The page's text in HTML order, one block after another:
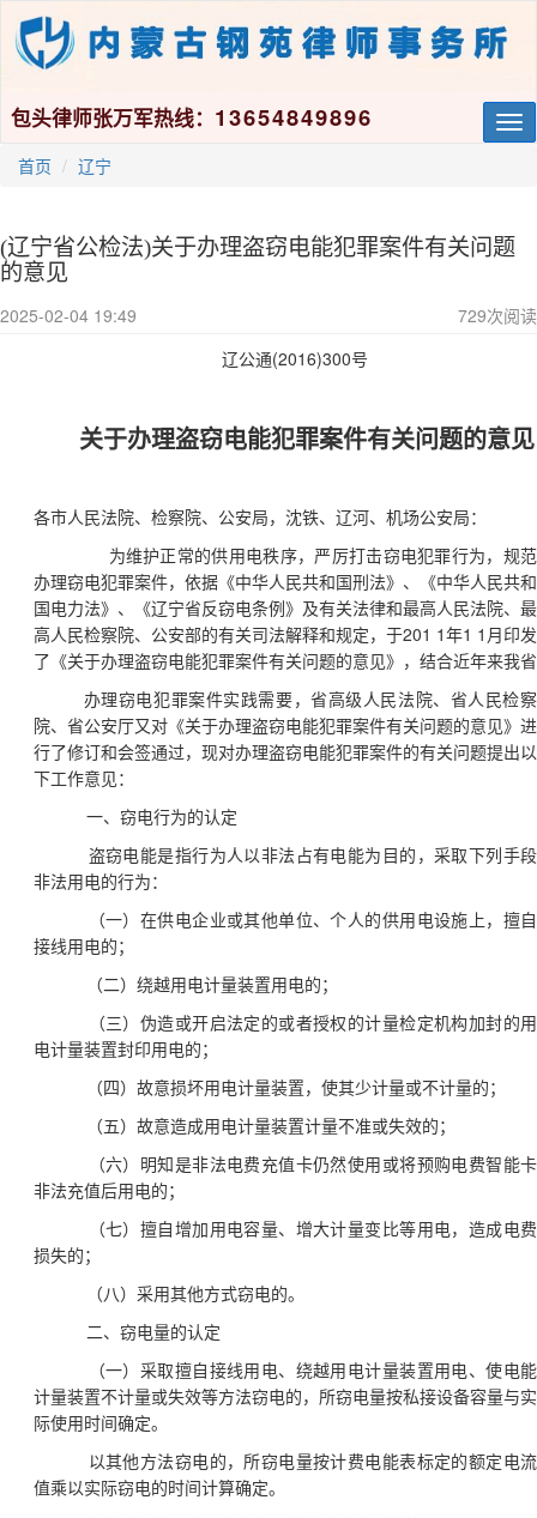
包头律师张万军热线： 13654849896
首页 辽宁
(辽宁省公检法)关于办理盗窃电能犯罪案件有关问题
的意见
2025-02-04 19:49 729次阅读
辽公通(2016)300号
关于办理盗窃电能犯罪案件有关问题的意见
各市人民法院、检察院、公安局，沈铁、辽河、机场公安局：
为维护正常的供用电秩序，严厉打击窃电犯罪行为，规范
办理窃电犯罪案件，依据《中华人民共和国刑法》、《中华人民共和
国电力法》、《辽宁省反窃电条例》及有关法律和最高人民法院、最
高人民检察院、公安部的有关司法解释和规定，于201 1 年1 1 月印发
了《关于办理盗窃电能犯罪案件有关问题的意见》，结合近年来我省
办理窃电犯罪案件实践需要，省高级人民法院、省人民检察
院、省公安厅又对《关于办理盗窃电能犯罪案件有关问题的意见》进
行了修订和会签通过，现对办理盗窃电能犯罪案件的有关问题提出以
下工作意见：
一、窃电行为的认定
盗窃电能是指行为人以非法占有电能为目的，采取下列手段
非法用电的行为：
（一）在供电企业或其他单位、个人的供用电设施上，擅自
接线用电的；
（二）绕越用电计量装置用电的；
（三）伪造或开启法定的或者授权的计量检定机构加封的用
电计量装置封印用电的；
（四）故意损坏用电计量装置，使其少计量或不计量的；
（五）故意造成用电计量装置计量不准或失效的；
（六）明知是非法电费充值卡仍然使用或将预购电费智能卡
非法充值后用电的；
（七）擅自增加用电容量、增大计量变比等用电，造成电费
损失的；
（八）采用其他方式窃电的。
二、窃电量的认定
（一）采取擅自接线用电、绕越用电计量装置用电、使电能
计量装置不计量或失效等方法窃电的，所窃电量按私接设备容量与实
际使用时间确定。
以其他方法窃电的，所窃电量按计费电能表标定的额定电流
值乘以实际窃电的时间计算确定。